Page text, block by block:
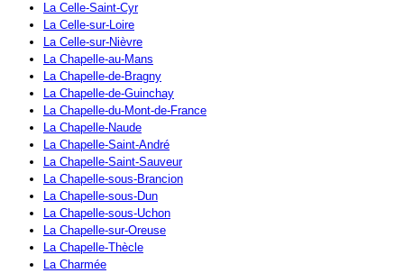
La Celle-Saint-Cyr
La Celle-sur-Loire
La Celle-sur-Nièvre
La Chapelle-au-Mans
La Chapelle-de-Bragny
La Chapelle-de-Guinchay
La Chapelle-du-Mont-de-France
La Chapelle-Naude
La Chapelle-Saint-André
La Chapelle-Saint-Sauveur
La Chapelle-sous-Brancion
La Chapelle-sous-Dun
La Chapelle-sous-Uchon
La Chapelle-sur-Oreuse
La Chapelle-Thècle
La Charmée